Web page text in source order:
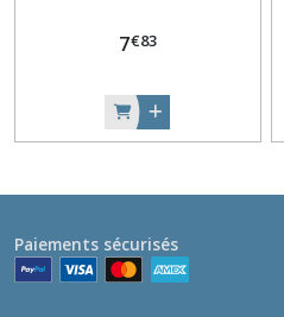
7€83
Paiements sécurisés